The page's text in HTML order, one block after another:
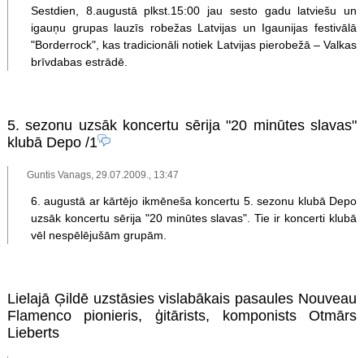
Sestdien, 8.augustā plkst.15:00 jau sesto gadu latviešu un
igauņu grupas lauzīs robežas Latvijas un Igaunijas festivālā
"Borderrock", kas tradicionāli notiek Latvijas pierobežā – Valkas
brīvdabas estrādē.
5. sezonu uzsāk koncertu sērija "20 minūtes slavas"
klubā Depo/1
Guntis Vanags, 29.07.2009., 13:47
6. augustā ar kārtējo ikmēneša koncertu 5. sezonu klubā Depo
uzsāk koncertu sērija "20 minūtes slavas". Tie ir koncerti klubā
vēl nespēlējušām grupām.
Lielajā Ģildē uzstāsies vislabākais pasaules Nouveau
Flamenco pionieris, ģitārists, komponists Otmārs
Lieberts